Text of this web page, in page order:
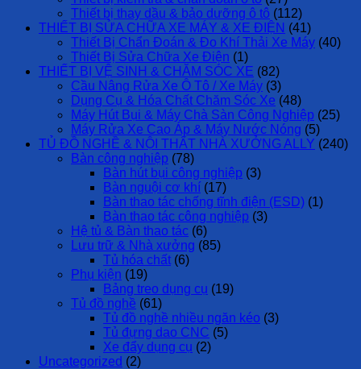
Thiết bị thay dầu & bảo dưỡng ô tô (112)
THIẾT BỊ SỬA CHỮA XE MÁY & XE ĐIỆN (41)
Thiết Bị Chẩn Đoán & Đo Khí Thải Xe Máy (40)
Thiết Bị Sửa Chữa Xe Điện (1)
THIẾT BỊ VỆ SINH & CHĂM SÓC XE (82)
Cầu Nâng Rửa Xe Ô Tô / Xe Máy (3)
Dụng Cụ & Hóa Chất Chăm Sóc Xe (48)
Máy Hút Bụi & Máy Chà Sàn Công Nghiệp (25)
Máy Rửa Xe Cao Áp & Máy Nước Nóng (5)
TỦ ĐỒ NGHỀ & NỘI THẤT NHÀ XƯỞNG ALLY (240)
Bàn công nghiệp (78)
Bàn hút bụi công nghiệp (3)
Bàn nguội cơ khí (17)
Bàn thao tác chống tĩnh điện (ESD) (1)
Bàn thao tác công nghiệp (3)
Hệ tủ & Bàn thao tác (6)
Lưu trữ & Nhà xưởng (85)
Tủ hóa chất (6)
Phụ kiện (19)
Bảng treo dụng cụ (19)
Tủ đồ nghề (61)
Tủ đồ nghề nhiều ngăn kéo (3)
Tủ đựng dao CNC (5)
Xe đẩy dụng cụ (2)
Uncategorized (2)